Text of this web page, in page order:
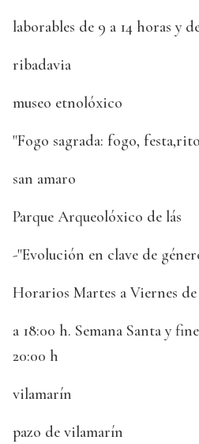
laborables de 9 a 14 horas y
ribadavia
museo etnolóxico
"Fogo sagrada: fogo,
san amaro
Parque Arqueolóxico de lás
-"Evolución en clave de
Horarios Martes a Viernes de
a 18:00 h. Semana Santa y
20:00 h
vilamarín
pazo de vilamarín